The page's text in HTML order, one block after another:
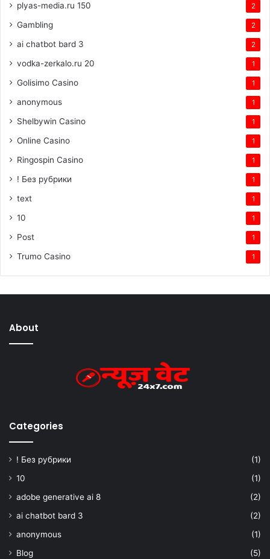
plyas-media.ru 150 2
Gambling 2
ai chatbot bard 3 2
vodka-zerkalo.ru 20 1
Golisimo Casino 1
anonymous 1
Shelbywin Casino 1
Online Casino 1
Ringospin Casino 1
! Без рубрики 1
text 1
10 1
Post 1
Trumo Casino 1
About
Categories
! Без рубрики
(1)
10
(1)
adobe generative ai 8
(2)
ai chatbot bard 3
(2)
anonymous
(1)
Blog
(5)